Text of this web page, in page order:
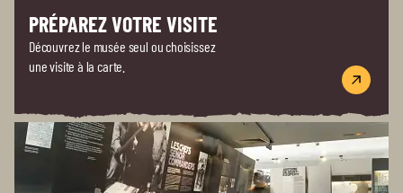
PRÉPAREZ VOTRE VISITE
Découvrez le musée seul ou choisissez
une visite à la carte.